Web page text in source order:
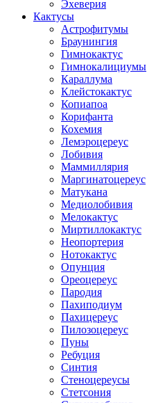
Эхеверия
Кактусы
Астрофитумы
Браунингия
Гимнокактус
Гимнокалициумы
Караллума
Клейстокактус
Копиапоа
Корифанта
Кохемия
Лемэроцереус
Лобивия
Маммиллярия
Маргинатоцереус
Матукана
Медиолобивия
Мелокактус
Миртиллокактус
Неопортерия
Нотокактус
Опунция
Ореоцереус
Пародия
Пахиподиум
Пахицереус
Пилозоцереус
Пуны
Ребуция
Синтия
Стеноцереусы
Стетсония